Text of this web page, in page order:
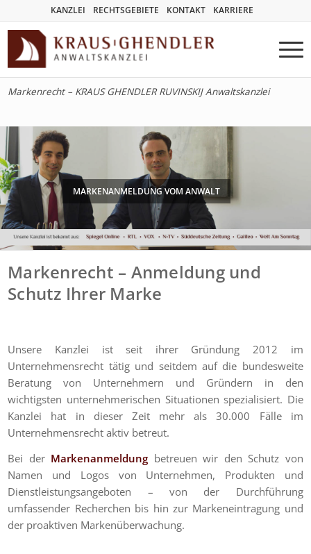
KANZLEI RECHTSGEBIETE KONTAKT KARRIERE
Markenrecht – KRAUS GHENDLER RUVINSKIJ Anwaltskanzlei
MARKENANMELDUNG VOM ANWALT
Markenrecht – Anmeldung und
Schutz Ihrer Marke
Unsere Kanzlei ist seit ihrer Gründung 2012 im
Unternehmensrecht tätig und seitdem auf die bundesweite
Beratung von Unternehmern und Gründern in den
wichtigsten unternehmerischen Situationen spezialisiert. Die
Kanzlei hat in dieser Zeit mehr als 30.000 Fälle im
Unternehmensrecht aktiv betreut.
Bei der Markenanmeldung betreuen wir den Schutz von
Namen und Logos von Unternehmen, Produkten und
Dienstleistungsangeboten – von der Durchführung
umfassender Recherchen bis hin zur Markeneintragung und
der proaktiven Markenüberwachung.